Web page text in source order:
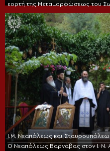
εορτή της Μεταμορφώσεως του
Ι.Μ. Νεαπόλεως και
Ο Νεαπόλεως Βαρνάβας στον Ι. Ν.